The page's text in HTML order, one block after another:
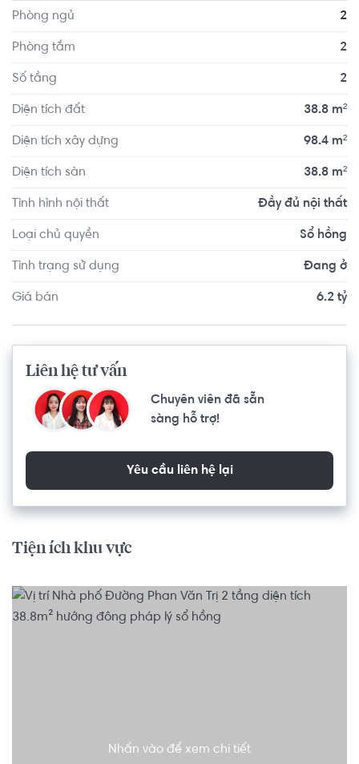
Imperia khoảng 9.3km. Tọa lạc tại vị trí thuận tiện di
Phòng ngủ 2
Phòng tắm 2
Số tầng 2
Diện tích đất 38.8 m²
Diện tích xây dựng 98.4 m²
Diện tích sàn 38.8 m²
Tình hình nội thất Đầy đủ nội thất
Loại chủ quyền Sổ hồng
Tình trạng sử dụng Đang ở
Giá bán 6.2 tỷ
Liên hệ tư vấn
Chuyên viên đã sẵn
sàng hỗ trợ!
Yêu cầu liên hệ lại
Tiện ích khu vực
Nhấn vào để xem chi tiết